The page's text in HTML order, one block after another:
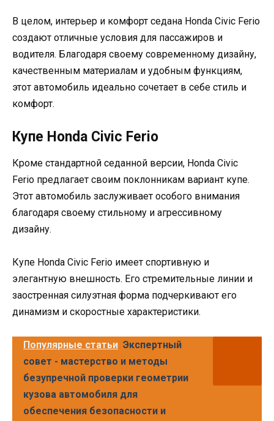
В целом, интерьер и комфорт седана Honda Civic Ferio
создают отличные условия для пассажиров и
водителя. Благодаря своему современному дизайну,
качественным материалам и удобным функциям,
этот автомобиль идеально сочетает в себе стиль и
комфорт.
Купе Honda Civic Ferio
Кроме стандартной седанной версии, Honda Civic
Ferio предлагает своим поклонникам вариант купе.
Этот автомобиль заслуживает особого внимания
благодаря своему стильному и агрессивному
дизайну.
Купе Honda Civic Ferio имеет спортивную и
элегантную внешность. Его стремительные линии и
заостренная силуэтная форма подчеркивают его
динамизм и скоростные характеристики.
Популярные статьи Экспертный
совет - мастерство и методы
безупречной проверки геометрии
кузова автомобиля для
обеспечения безопасности и